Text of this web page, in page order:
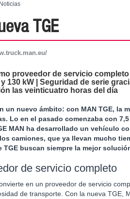
Noticias
TGE
proveedor de servicio
130 kW | Seguridad de serie
las veinticuatro horas del día
un nuevo ámbito: con MAN TGE, la
Lo en el pasado comenzaba con
MAN ha desarrollado un vehículo
camiones, que ya llevan mucho
TGE buscan siempre la mejor
de servicio completo
en un proveedor de servicio
de transporte. Con la nueva TGE,